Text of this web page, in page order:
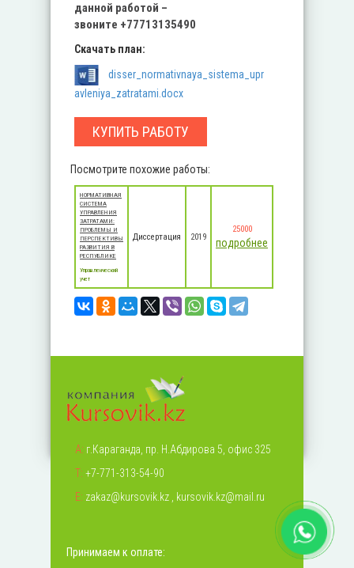
данной работой –
звоните +77713135490
Скачать план:
disser_normativnaya_sistema_upr
avleniya_zatratami.docx
КУПИТЬ РАБОТУ
Посмотрите похожие работы:
НОРМАТИВНАЯ
СИСТЕМА
УПРАВЛЕНИЯ
ЗАТРАТАМИ:
ПРОБЛЕМЫ И
ПЕРСПЕКТИВЫ
РАЗВИТИЯ В
РЕСПУБЛИКЕ
Управленческий
учет
Диссертация 2019
25000
подробнее
А: г.Караганда, пр. Н.Абдирова 5, офис 325
Т: +7-771-313-54-90
Е: zakaz@kursovik.kz , kursovik.kz@mail.ru
Принимаем к оплате: